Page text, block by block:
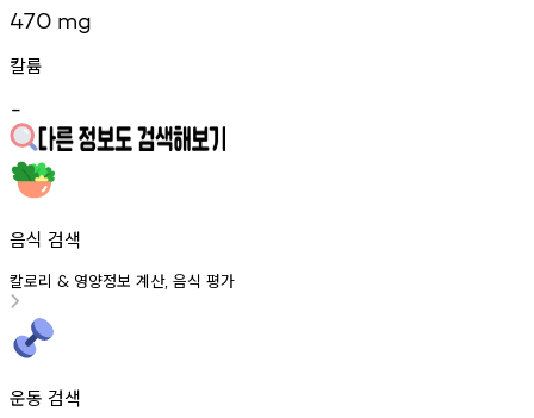
470 mg
칼륨
-
음식 검색
칼로리 & 영양정보 계산, 음식 평가
운동 검색